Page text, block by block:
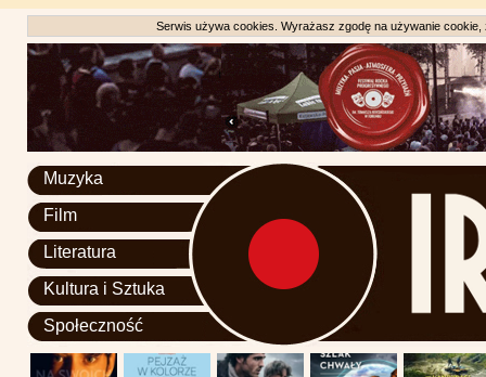
Serwis używa cookies. Wyrażasz zgodę na używanie
Muzyka
Film
Literatura
Kultura i Sztuka
Społeczność